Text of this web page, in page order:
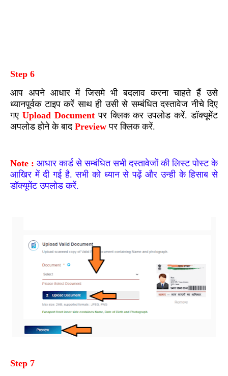
Step 6
आप अपने आधार में जिसमे भी बदलाव करना चाहते हैं उसे
ध्यानपूर्वक टाइप करें साथ ही उसी से सम्बंधित दस्तावेज नीचे दिए
गए Upload Documentपर क्लिक कर उपलोड करें. डॉक्यूमेंट
अपलोड होने के बाद Preview पर क्लिक करें.
Note : आधार कार्ड से सम्बंधित सभी दस्तावेजों की लिस्ट पोस्ट के
आखिर में दी गई है. सभी को ध्यान से पढ़ें और उन्ही के हिसाब से
डॉक्यूमेंट उपलोड करें.
Step 7